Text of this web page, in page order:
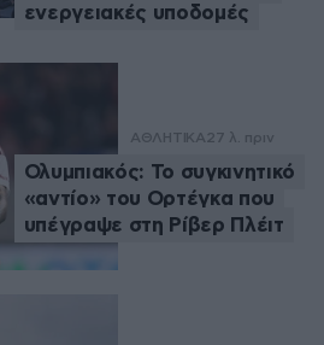
ενεργειακές υποδομές
ΑΘΛΗΤΙΚΑ27 λ. πριν
Ολυμπιακός: Το συγκινητικό
«αντίο» του Ορτέγκα που
υπέγραψε στη Ρίβερ Πλέιτ